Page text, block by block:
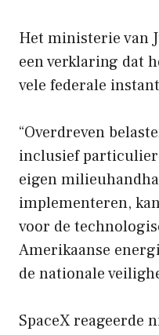
Het ministerie van
een verklaring dat
vele federale
“Overdreven
inclusief
eigen
implementeren,
voor de
Amerikaanse
de nationale
SpaceX reageerde